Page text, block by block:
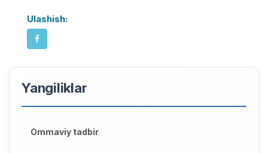
Ulashish:
Yangiliklar
Ommaviy tadbir